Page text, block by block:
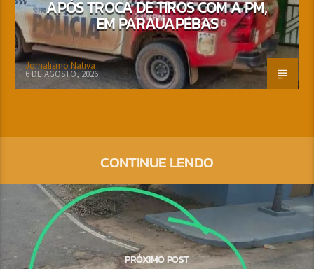
APÓS TROCA DE TIROS COM A PM,
EM PARAUAPEBAS
Jornalismo Nativa
6 DE AGOSTO, 2026
CONTINUE LENDO
PRÓXIMO POST